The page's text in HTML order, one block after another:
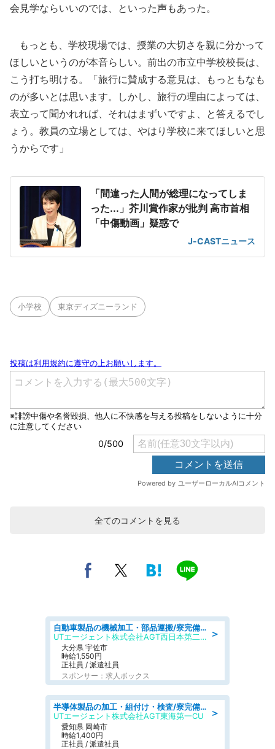
会見学ならいいのでは、といった声もあった。
もっとも、学校現場では、授業の大切さを親に分かって
ほしいというのが本音らしい。前出の市立中学校校長は、
こう打ち明ける。「旅行に賛成する意見は、もっともなも
のが多いとは思います。しかし、旅行の理由によっては、
表立って聞かれれば、それはまずいですよ、と答えるでし
ょう。教員の立場としては、やはり学校に来てほしいと思
うからです」
「間違った人間が総理になってしま
った...」芥川賞作家が批判 高市首相
「中傷動画」疑惑で
J-CASTニュース
小学校 東京ディズニーランド
全てのコメントを見る
＞
自動車製品の機械加工・部品運搬/寮完備/日払い/工場・製造
UTエージェント株式会社AGT西日本第二CU
大分県 宇佐市
時給1,550円
正社員 / 派遣社員
スポンサー：求人ボックス
＞
半導体製品の加工・組付け・検査/寮完備/日勤/日払い/工場・製造
UTエージェント株式会社AGT東海第一CU
愛知県 岡崎市
時給1,400円
正社員 / 派遣社員